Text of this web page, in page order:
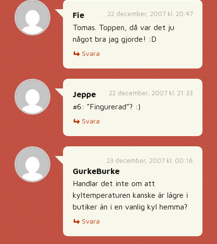
22 december, 2007 kl. 20:47
Fie
Tomas. Toppen, då var det ju
något bra jag gjorde! :D
Svara
22 december, 2007 kl. 21:33
Jeppe
#6: ”Fingurerad”? :)
Svara
23 december, 2007 kl. 00:16
GurkeBurke
Handlar det inte om att
kyltemperaturen kanske är lägre i
butiker än i en vanlig kyl hemma?
Svara